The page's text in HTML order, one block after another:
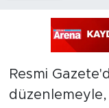
Resmi
düzenlemeyle,